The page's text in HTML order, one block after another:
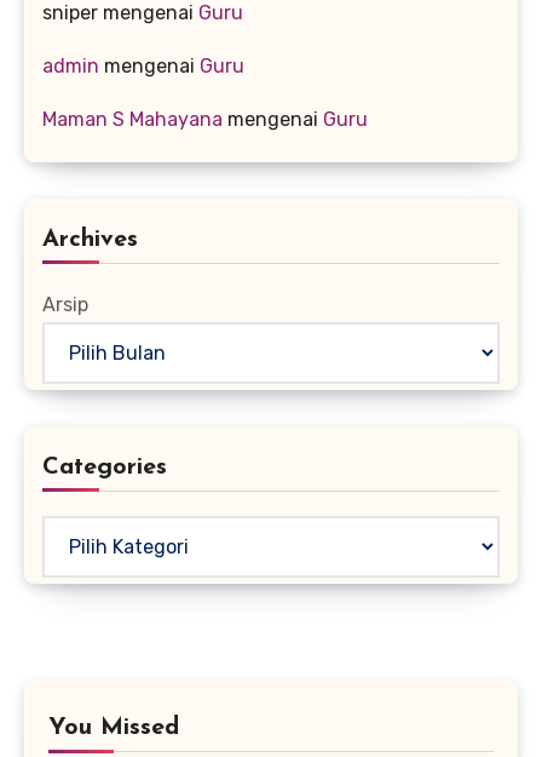
sniper mengenai Guru
admin mengenai Guru
Maman S Mahayana mengenai Guru
Archives
Arsip
Categories
You Missed